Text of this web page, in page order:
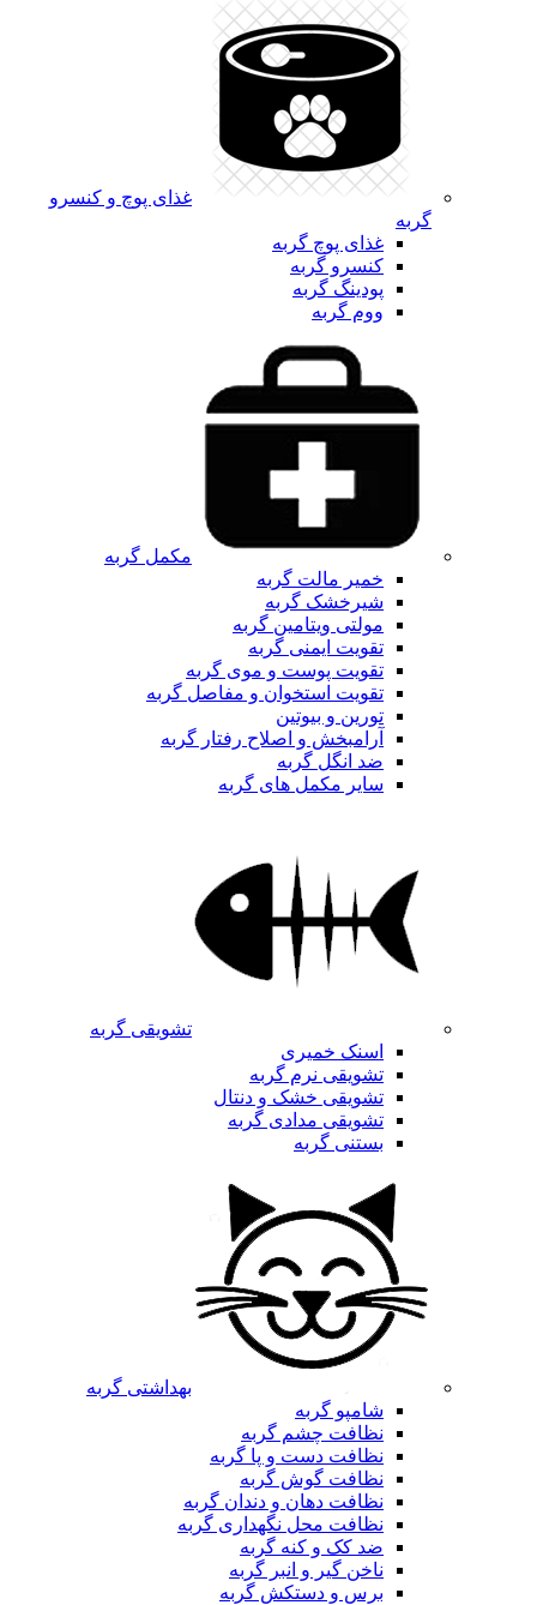
غذای پوچ و کنسرو
گربه
غذای پوچ گربه
کنسرو گربه
پودینگ گربه
ووم گربه
مکمل گربه
خمیر مالت گربه
شیرخشک گربه
مولتی ویتامین گربه
تقویت ایمنی گربه
تقویت پوست و موی گربه
تقویت استخوان و مفاصل گربه
تورین و بیوتین
آرامبخش و اصلاح رفتار گربه
ضد انگل گربه
سایر مکمل های گربه
تشویقی گربه
اسنک خمیری
تشویقی نرم گربه
تشویقی خشک و دنتال
تشویقی مدادی گربه
بستنی گربه
بهداشتی گربه
شامپو گربه
نظافت چشم گربه
نظافت دست و پا گربه
نظافت گوش گربه
نظافت دهان و دندان گربه
نظافت محل نگهداری گربه
ضد کک و کنه گربه
ناخن گیر و انبر گربه
برس و دستکش گربه